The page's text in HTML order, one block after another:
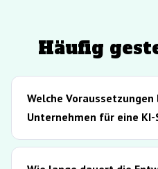
Häufig
Welche
Unternehmen für eine